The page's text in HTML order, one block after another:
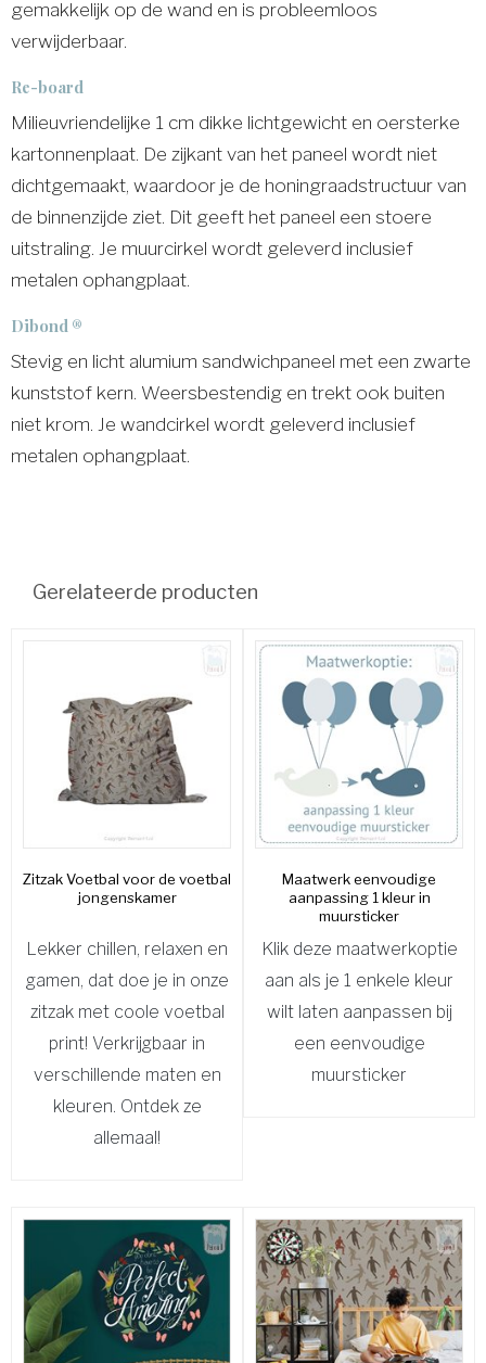
gemakkelijk op de wand en is probleemloos
verwijderbaar.
Re-board
Milieuvriendelijke 1 cm dikke lichtgewicht en oersterke
kartonnenplaat. De zijkant van het paneel wordt niet
dichtgemaakt, waardoor je de honingraadstructuur van
de binnenzijde ziet. Dit geeft het paneel een stoere
uitstraling. Je muurcirkel wordt geleverd inclusief
metalen ophangplaat.
Dibond ®
Stevig en licht alumium sandwichpaneel met een zwarte
kunststof kern. Weersbestendig en trekt ook buiten
niet krom. Je wandcirkel wordt geleverd inclusief
metalen ophangplaat.
Gerelateerde producten
Zitzak Voetbal voor de voetbal
jongenskamer
Lekker chillen, relaxen en
gamen, dat doe je in onze
zitzak met coole voetbal
print! Verkrijgbaar in
verschillende maten en
kleuren. Ontdek ze
allemaal!
Maatwerk eenvoudige
aanpassing 1 kleur in
muursticker
Klik deze maatwerkoptie
aan als je 1 enkele kleur
wilt laten aanpassen bij
een eenvoudige
muursticker